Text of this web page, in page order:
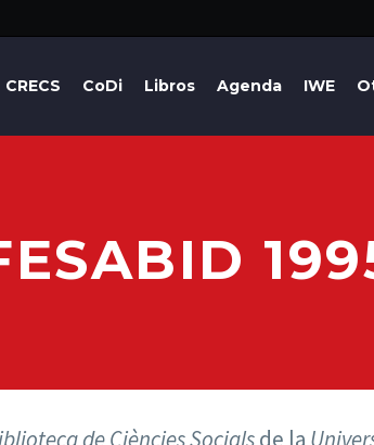
CRECS CoDi Libros Agenda IWE
de Ciències Socialsde la